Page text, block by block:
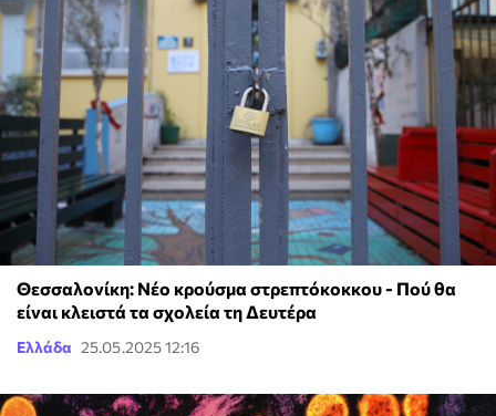
Θεσσαλονίκη: Νέο κρούσμα στρεπτόκοκκου - Πού θα
είναι κλειστά τα σχολεία τη Δευτέρα
Ελλάδα 25.05.2025 12:16